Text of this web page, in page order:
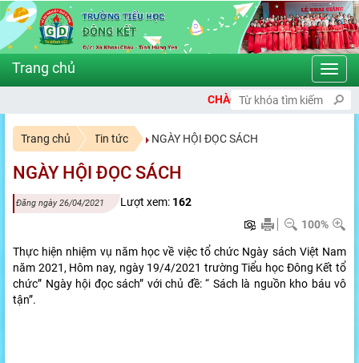
CHÀO MỪNG BẠN ĐẾN VỚI CỔNG THÔNG
Trang chủ Tin tức NGÀY HỘI ĐỌC SÁCH
NGÀY HỘI ĐỌC SÁCH
Đăng ngày 26/04/2021 Lượt xem: 162
100%
Thực hiện nhiệm vụ năm học về việc tổ chức Ngày sách Việt Nam
năm 2021, Hôm nay, ngày 19/4/2021 trường Tiểu học Đông Kết tổ
chức” Ngày hội đọc sách” với chủ đề: “ Sách là nguồn kho báu vô
tận”.